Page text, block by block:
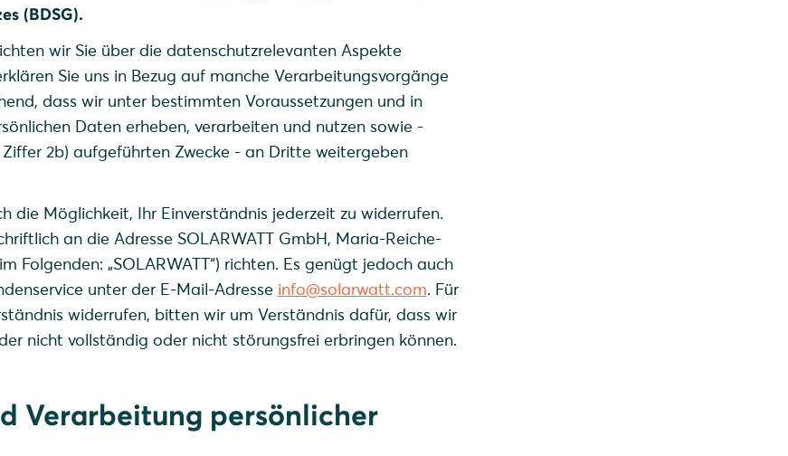
(BDSG).
wir Sie über die datenschutzrelevanten Aspekte
Sie uns in Bezug auf manche Verarbeitungsvorgänge
dass wir unter bestimmten Voraussetzungen und in
Daten erheben, verarbeiten und nutzen sowie -
2b) aufgeführten Zwecke - an Dritte weitergeben
die Möglichkeit, Ihr Einverständnis jederzeit zu widerrufen.
an die Adresse SOLARWATT GmbH, Maria-Reiche-
Folgenden: „SOLARWATT“) richten. Es genügt jedoch auch
unter der E-Mail-Adresse info@solarwatt.com. Für
widerrufen, bitten wir um Verständnis dafür, dass wir
nicht vollständig oder nicht störungsfrei erbringen können.
Verarbeitung persönlicher